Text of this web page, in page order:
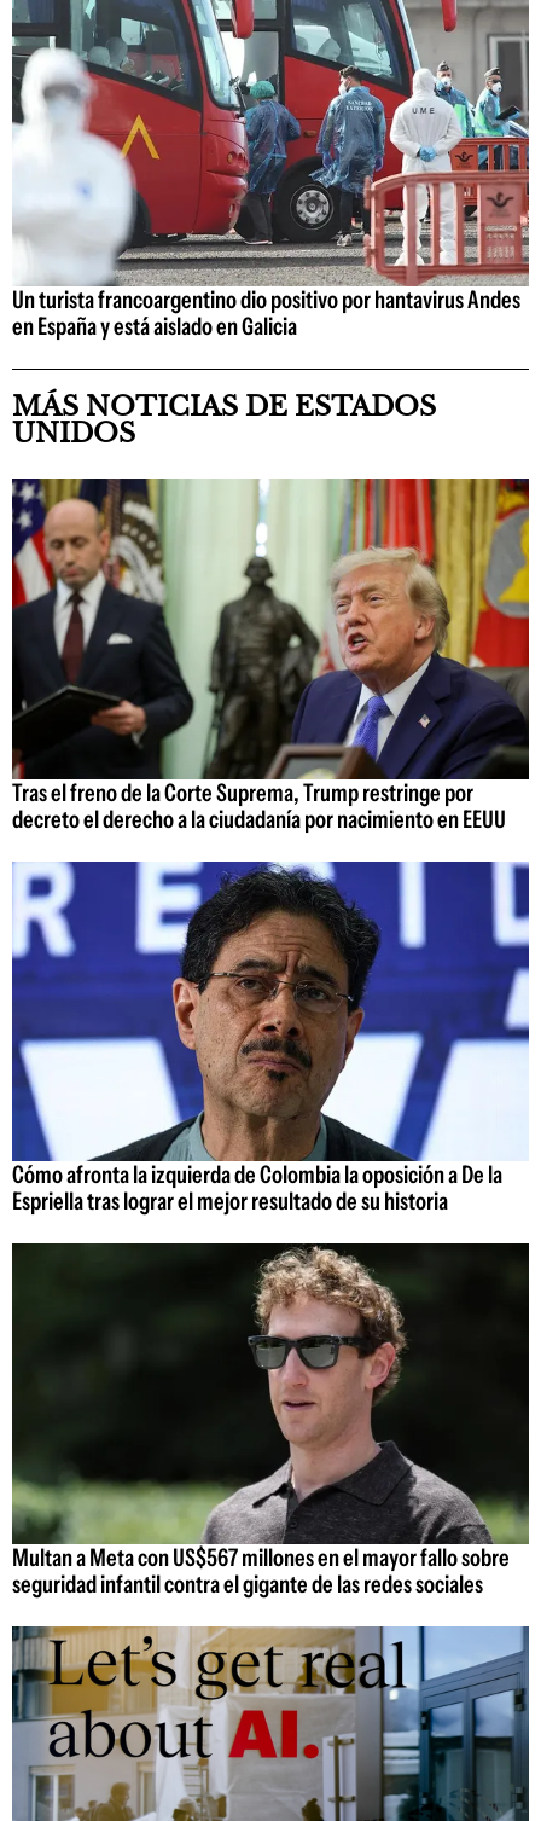
Un turista francoargentino dio positivo por hantavirus Andes
en España y está aislado en Galicia
MÁS NOTICIAS DE ESTADOS
UNIDOS
Tras el freno de la Corte Suprema, Trump restringe por
decreto el derecho a la ciudadanía por nacimiento en EEUU
Cómo afronta la izquierda de Colombia la oposición a De la
Espriella tras lograr el mejor resultado de su historia
Multan a Meta con US$567 millones en el mayor fallo sobre
seguridad infantil contra el gigante de las redes sociales